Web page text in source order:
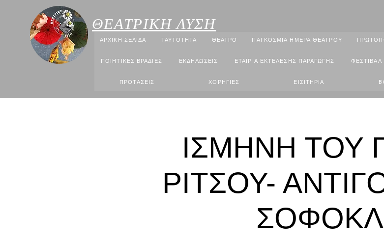
ΘΕΑΤΡΙΚΗ ΛΥΣΗ
ΑΡΧΙΚΗ ΣΕΛΙΔΑ ΤΑΥΤΟΤΗΤΑ ΘΕΑΤΡΟ ΠΑΓΚΟΣΜΙΑ ΗΜΕΡΑ ΘΕΑΤΡΟΥ
ΠΟΙΗΤΙΚΕΣ ΒΡΑΔΙΕΣ ΕΚΔΗΛΩΣΕΙΣ ΕΤΑΙΡΙΑ ΕΚΤΕΛΕΣΗΣ ΠΑΡΑΓΩΓΗΣ ΦΕΣΤΙΒΑΛ
ΠΡΟΤΑΣΕΙΣ ΧΟΡΗΓΙΕΣ ΕΙΣΙΤΗΡΙΑ
ΙΣΜΗΝΗ ΤΟΥ
ΡΙΤΣΟΥ-